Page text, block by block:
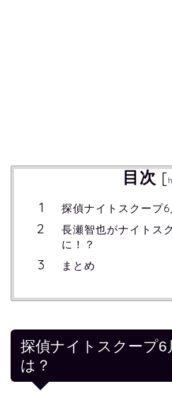
目次 [
探偵ナイトスクープ
長瀬智也がナイトス
に！？
まとめ
探偵ナイトスクープ6
は？